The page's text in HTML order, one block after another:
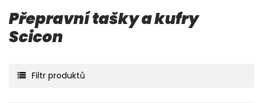
Přepravní tašky a kufry
Scicon
Filtr produktů